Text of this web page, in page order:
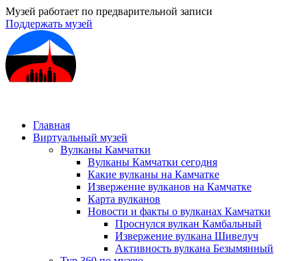
Музей работает по предварительной записи
Поддержать музей
Главная
Виртуальный музей
Вулканы Камчатки
Вулканы Камчатки сегодня
Какие вулканы на Камчатке
Извержение вулканов на Камчатке
Карта вулканов
Новости и факты о вулканах Камчатки
Проснулся вулкан Камбальный
Извержение вулкана Шивелуч
Активность вулкана Безымянный